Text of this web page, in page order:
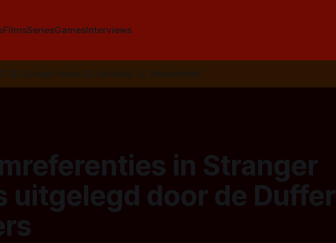
FilmsSeriesGamesInterviews
📰 Google News 🦋 Bluesky ✉️ Nieuwsbrief
in Stranger
uitgelegd door de Duffer